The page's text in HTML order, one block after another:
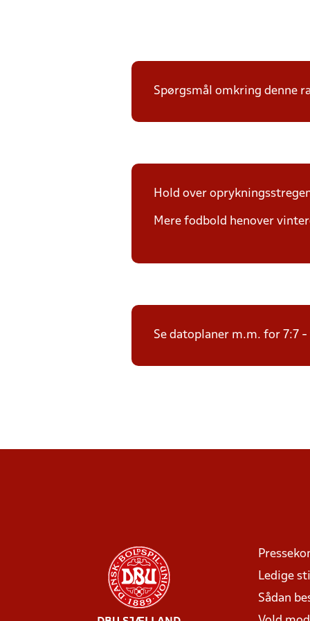
Spørgsmål omkring denne
Hold over
Mere fodbold henover
Se datoplaner m.m. for 7:7
Ledige
Sådan